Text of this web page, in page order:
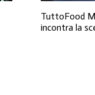
TuttoFood
incontra la